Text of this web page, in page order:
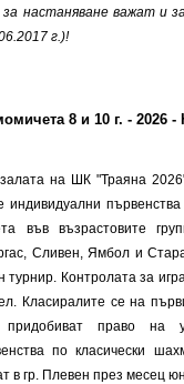
настаняване важат и
г.)!
8 и 10 г. -
на ШК "Траяна
индивидуални
във възрастовите
Сливен, Ямбол и Стара
турнир. Контролата за
Класиралите се на
придобиват право на
по класически
в гр. Плевен през месец